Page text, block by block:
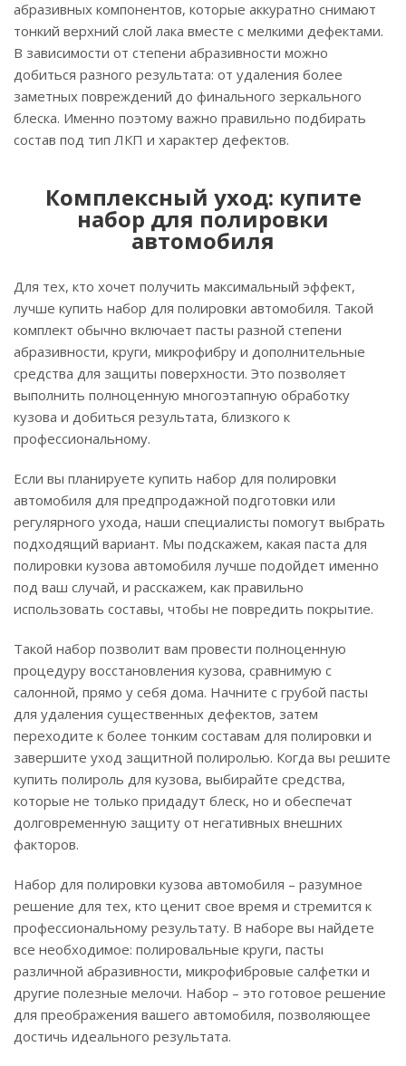
абразивных компонентов, которые аккуратно снимают
тонкий верхний слой лака вместе с мелкими дефектами.
В зависимости от степени абразивности можно
добиться разного результата: от удаления более
заметных повреждений до финального зеркального
блеска. Именно поэтому важно правильно подбирать
состав под тип ЛКП и характер дефектов.
Комплексный уход: купите
набор для полировки
автомобиля
Для тех, кто хочет получить максимальный эффект,
лучше купить набор для полировки автомобиля. Такой
комплект обычно включает пасты разной степени
абразивности, круги, микрофибру и дополнительные
средства для защиты поверхности. Это позволяет
выполнить полноценную многоэтапную обработку
кузова и добиться результата, близкого к
профессиональному.
Если вы планируете купить набор для полировки
автомобиля для предпродажной подготовки или
регулярного ухода, наши специалисты помогут выбрать
подходящий вариант. Мы подскажем, какая паста для
полировки кузова автомобиля лучше подойдет именно
под ваш случай, и расскажем, как правильно
использовать составы, чтобы не повредить покрытие.
Такой набор позволит вам провести полноценную
процедуру восстановления кузова, сравнимую с
салонной, прямо у себя дома. Начните с грубой пасты
для удаления существенных дефектов, затем
переходите к более тонким составам для полировки и
завершите уход защитной полиролью. Когда вы решите
купить полироль для кузова, выбирайте средства,
которые не только придадут блеск, но и обеспечат
долговременную защиту от негативных внешних
факторов.
Набор для полировки кузова автомобиля – разумное
решение для тех, кто ценит свое время и стремится к
профессиональному результату. В наборе вы найдете
все необходимое: полировальные круги, пасты
различной абразивности, микрофибровые салфетки и
другие полезные мелочи. Набор – это готовое решение
для преображения вашего автомобиля, позволяющее
достичь идеального результата.